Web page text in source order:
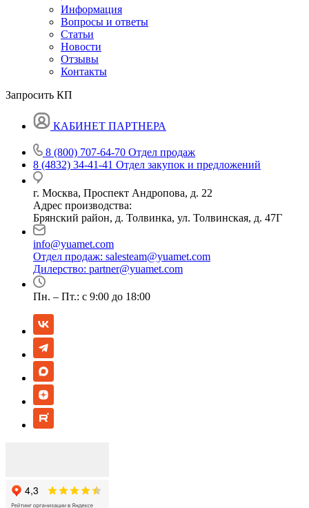
Информация
Вопросы и ответы
Статьи
Новости
Отзывы
Контакты
Запросить КП
КАБИНЕТ ПАРТНЕРА
8 (800) 707-64-70 Отдел продаж
8 (4832) 34-41-41 Отдел закупок и предложений
г. Москва, Проспект Андропова, д. 22
Адрес производства:
Брянский район, д. Толвинка, ул. Толвинская, д. 47Г
info@yuamet.com
Отдел продаж: salesteam@yuamet.com
Дилерство: partner@yuamet.com
Пн. – Пт.: с 9:00 до 18:00